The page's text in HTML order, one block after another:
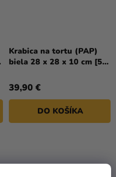
Krabica na tortu (PAP)
biela 28 x 28 x 10 cm [50
39,90 €
DO KOŠÍKA